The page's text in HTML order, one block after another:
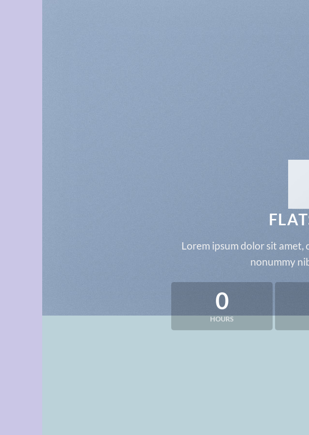
Lorem ipsum dolor sit amet,
nonummy
0
HOURS